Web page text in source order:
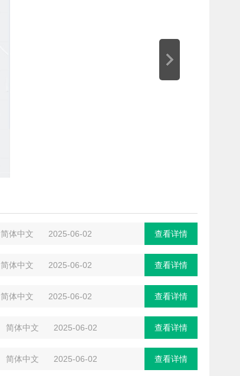
简体中文 2025-06-02 查看详情
简体中文 2025-06-02 查看详情
简体中文 2025-06-02 查看详情
简体中文 2025-06-02 查看详情
简体中文 2025-06-02 查看详情